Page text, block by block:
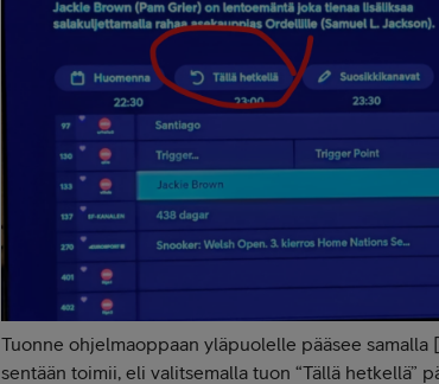
Tuonne ohjelmaoppaan yläpuolelle pääsee
sentään toimii, eli valitsemalla tuon “Tällä hetkellä”